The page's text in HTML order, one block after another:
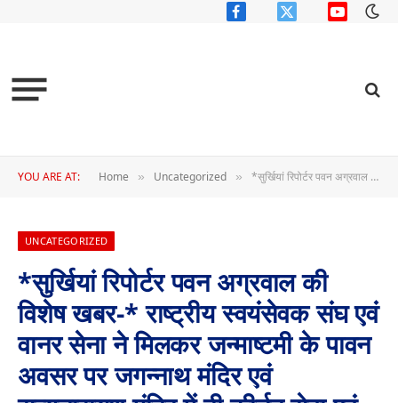
FacebookX
YouTube
YOU ARE AT: Home » Uncategorized » *सुर्खियां रिपोर्टर पवन अग्रवाल की विशेष खबर-* राष्ट्रीय स्वयंसेवक संघ एवं वानर सेना ने मिलकर जन्माष्टमी के पावन अवसर पर जगन्नाथ मंदिर एवं सत्यनारायण मंदिर में दी कीर्तन सेवा एवं अन्य सेवाएं
UNCATEGORIZED
*सुर्खियां रिपोर्टर पवन अग्रवाल की
विशेष खबर-* राष्ट्रीय स्वयंसेवक संघ एवं
वानर सेना ने मिलकर जन्माष्टमी के पावन
अवसर पर जगन्नाथ मंदिर एवं